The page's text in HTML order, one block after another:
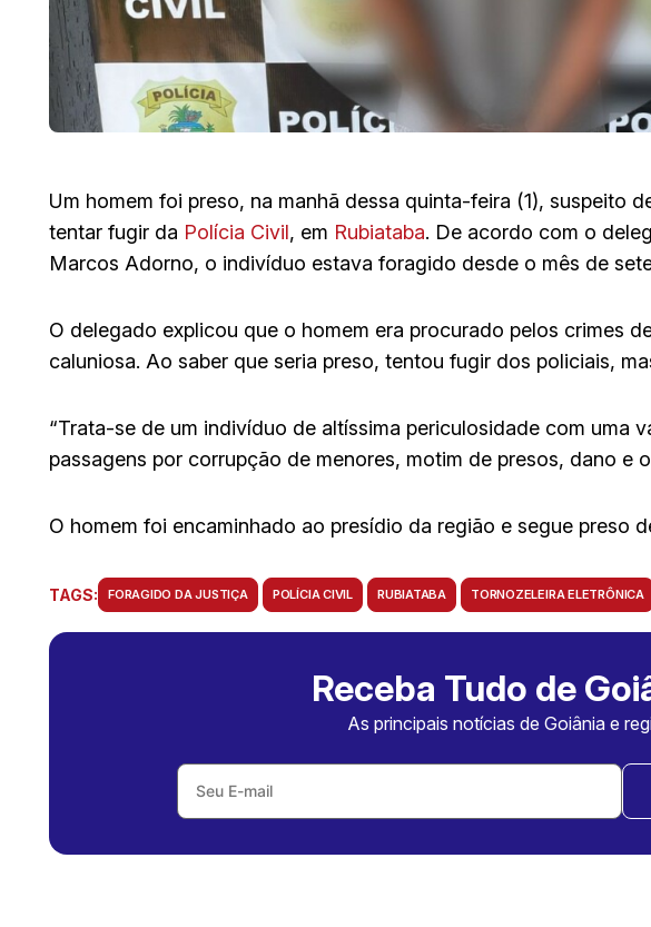
Um homem foi preso, na manhã dessa quinta-feira (1), suspeito
tentar fugir da Polícia Civil, em Rubiataba. De acordo com o
Marcos Adorno, o indivíduo estava foragido desde o mês de
O delegado explicou que o homem era procurado pelos crimes
caluniosa. Ao saber que seria preso, tentou fugir dos policiais,
“Trata-se de um indivíduo de altíssima periculosidade com uma
passagens por corrupção de menores, motim de presos, dano e
O homem foi encaminhado ao presídio da região e segue preso
TAGS: FORAGIDO DA JUSTIÇA POLÍCIA CIVIL RUBIATABA TORNOZELEIRA ELETRÔNICA
Receba Tudo de
As principais notícias de Goiânia e